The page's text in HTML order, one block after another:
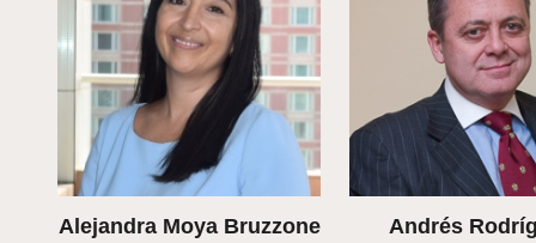
Alejandra Moya Bruzzone Andrés